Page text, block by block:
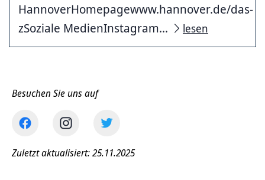
HannoverHomepagewww.hannover.de/das-
zSoziale MedienInstagram...
lesen
Besuchen Sie uns auf
Zuletzt aktualisiert: 25.11.2025